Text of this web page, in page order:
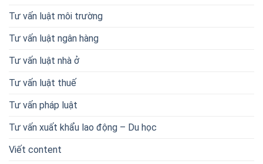
Tư vấn luật môi trường
Tư vấn luật ngân hàng
Tư vấn luật nhà ở
Tư vấn luật thuế
Tư vấn pháp luật
Tư vấn xuất khẩu lao động – Du học
Viết content